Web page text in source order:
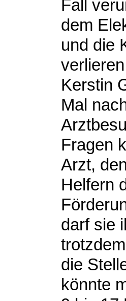
Fall
dem
und die
Kerstin
Mal
Fragen
Arzt,
Helfern
darf sie
die
könnte